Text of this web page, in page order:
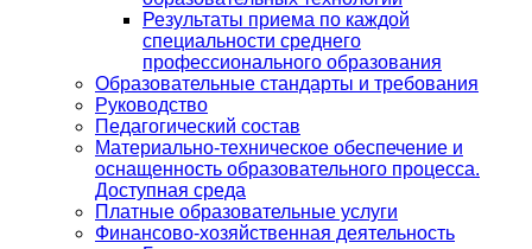
Результаты приема по каждой
специальности среднего
профессионального образования
Образовательные стандарты и требования
Руководство
Педагогический состав
Материально-техническое обеспечение и
оснащенность образовательного процесса.
Доступная среда
Платные образовательные услуги
Финансово-хозяйственная деятельность